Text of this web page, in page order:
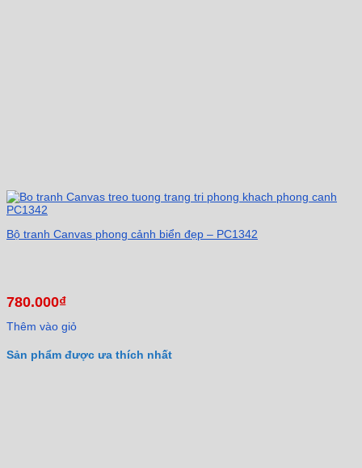
Bộ tranh Canvas phong cảnh biển đẹp – PC1342
780.000₫
Thêm vào giỏ
Sản phẩm được ưa thích nhất